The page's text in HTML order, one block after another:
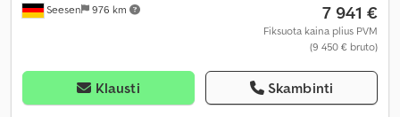
Seesen 976 km 7 941 €
Fiksuota kaina plius PVM
(9 450 € bruto)
Klausti Skambinti